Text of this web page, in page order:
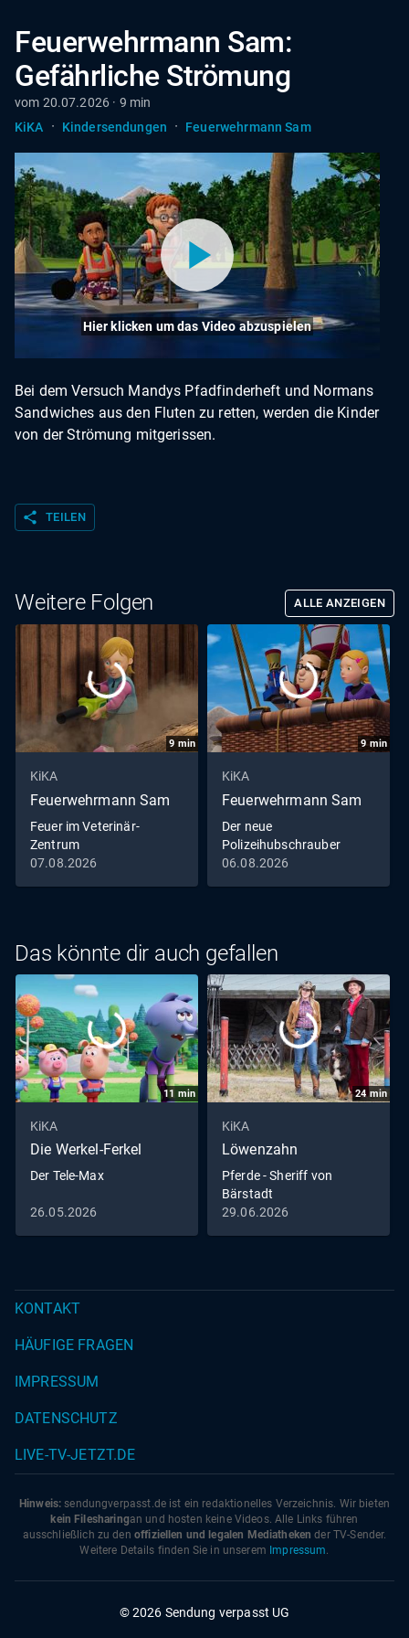
Feuerwehrmann Sam:
Gefährliche Strömung
vom 20.07.2026 · 9 min
KiKA
· Kindersendungen · Feuerwehrmann Sam
Hier klicken um das Video abzuspielen
Bei dem Versuch Mandys Pfadfinderheft und Normans
Sandwiches aus den Fluten zu retten, werden die Kinder
von der Strömung mitgerissen.
share TEILEN
Weitere Folgen ALLE ANZEIGEN
9 min
KiKA
Feuerwehrmann Sam
Feuer im Veterinär-
Zentrum
07.08.2026
9min
KiKA
Feuerwehrmann Sam
Der neue
Polizeihubschrauber
06.08.2026
Das könnte dir auch gefallen
11 min
KiKA
Die Werkel-Ferkel
Der Tele-Max
26.05.2026
24 min
KiKA
Löwenzahn
Pferde - Sheriff von
Bärstadt
29.06.2026
KONTAKT
HÄUFIGE FRAGEN
IMPRESSUM
DATENSCHUTZ
LIVE-TV-JETZT.DE
Hinweis: sendungverpasst.de ist ein redaktionelles Verzeichnis. Wir bieten
kein Filesharingan und hosten keine Videos. Alle Links führen
ausschließlich zu den offiziellen und legalen Mediatheken der TV-Sender.
Weitere Details finden Sie in unserem Impressum.
© 2026 Sendung verpasst UG